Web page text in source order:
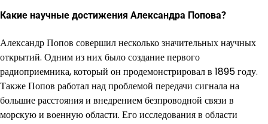
Какие научные достижения Александра Попова?
Александр Попов совершил несколько значительных научных
открытий. Одним из них было создание первого
радиоприемника, который он продемонстрировал в 1895 году.
Также Попов работал над проблемой передачи сигнала на
большие расстояния и внедрением безпроводной связи в
морскую и военную области. Его исследования в области